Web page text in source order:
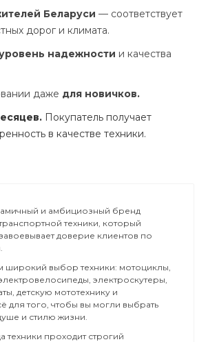
Беларуси — соответствует
дорог и климата.
надежности и качества
даже для новичков.
Покупатель получает
в качестве техники.
и амбициозный бренд
техники, который
доверие клиентов по
широкий выбор техники: мотоциклы,
электроскутеры,
детскую мототехнику и
для того, чтобы вы могли выбрать
и стилю жизни.
техники проходит строгий